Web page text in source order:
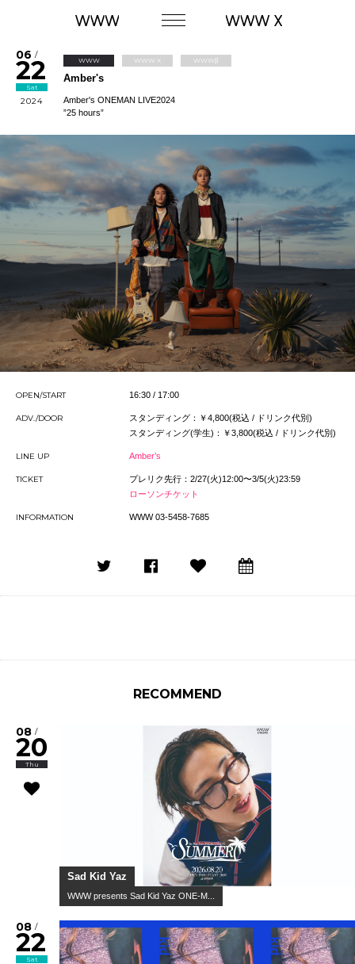
06 /
22
Sat
2024
WWW WWW X WWWβ
Amber's
Amber's ONEMAN LIVE2024
”25 hours”
OPEN/START 16:30 / 17:00
ADV./DOOR
スタンディング：￥4,800(税込 / ドリンク代別)
スタンディング(学生)：￥3,800(税込 / ドリンク代別)
LINE UP Amber’s
TICKET
プレリク先行：2/27(火)12:00〜3/5(火)23:59
ローソンチケット
INFORMATION WWW 03-5458-7685
RECOMMEND
08 /
20
Thu
Sad Kid Yaz
WWW presents Sad Kid Yaz ONE-M...
08 /
22
Sat